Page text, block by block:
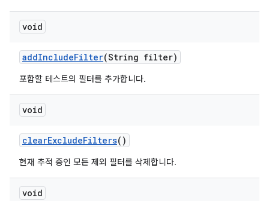
void
addIncludeFilter(String filter)
포함할 테스트의 필터를 추가합니다.
void
clearExcludeFilters()
현재 추적 중인 모든 제외 필터를 삭제합니다.
void